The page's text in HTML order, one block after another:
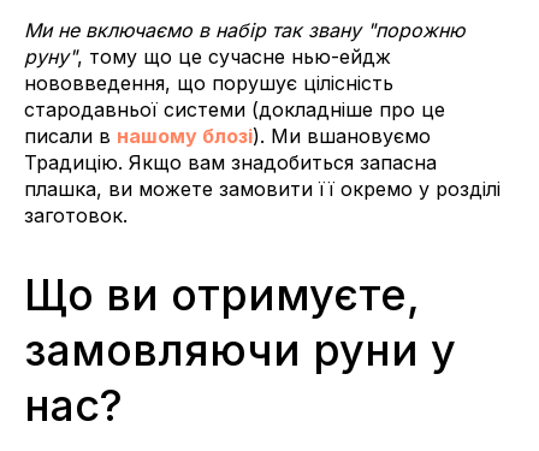
Ми не включаємо в набір так звану "порожню
руну", тому що це сучасне нью-ейдж
нововведення, що порушує цілісність
стародавньої системи (докладніше про це
писали в нашому блозі). Ми вшановуємо
Традицію. Якщо вам знадобиться запасна
плашка, ви можете замовити її окремо у розділі
заготовок.
Що ви отримуєте,
замовляючи руни у
нас?